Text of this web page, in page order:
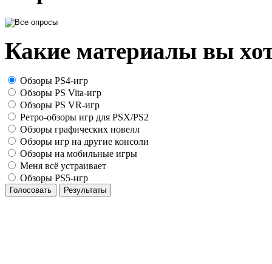
Какие материалы вы
Обзоры PS4-игр
Обзоры PS Vita-игр
Обзоры PS VR-игр
Ретро-обзоры игр для PSX/PS2
Обзоры графических новелл
Обзоры игр на другие консоли
Обзоры на мобильные игры
Меня всё устраивает
Обзоры PS5-игр
Голосовать Результаты